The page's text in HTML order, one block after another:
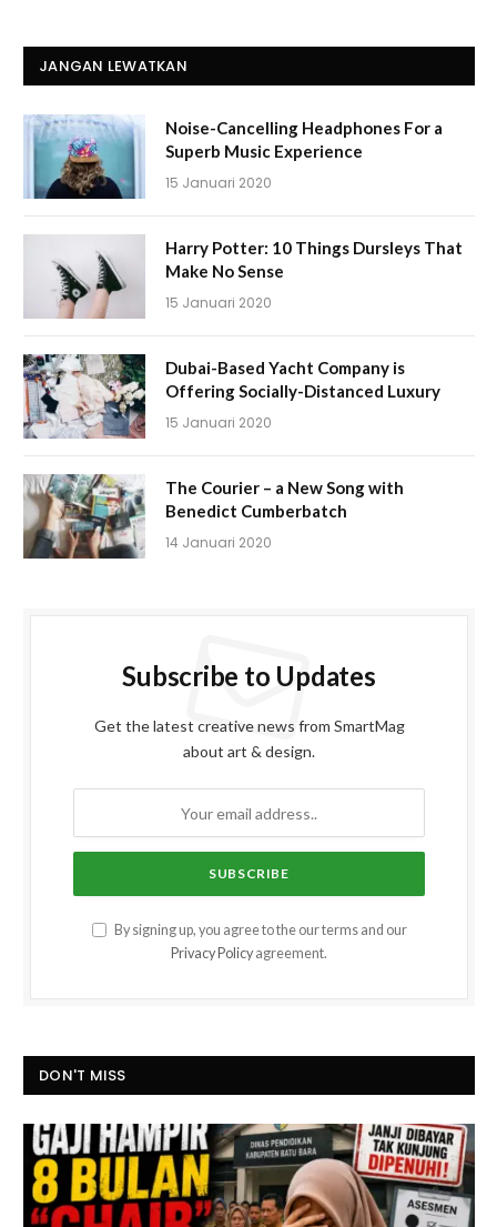
JANGAN LEWATKAN
Noise-Cancelling Headphones For a
Superb Music Experience
15 Januari 2020
Harry Potter: 10 Things Dursleys That
Make No Sense
15 Januari 2020
Dubai-Based Yacht Company is
Offering Socially-Distanced Luxury
15 Januari 2020
The Courier – a New Song with
Benedict Cumberbatch
14 Januari 2020
Subscribe to Updates
Get the latest creative news from SmartMag
about art & design.
By signing up, you agree to the our terms and our
Privacy Policy agreement.
DON'T MISS